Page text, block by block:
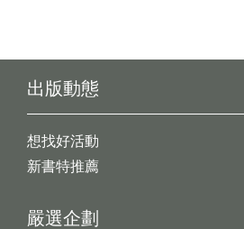
出版動態
想找好活動
新書特推薦
嚴選企劃